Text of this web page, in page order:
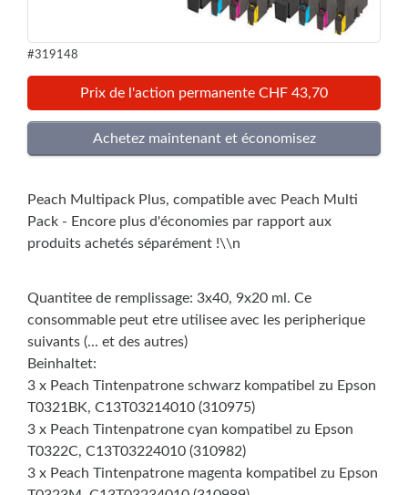
#319148
Prix de l'action permanente CHF 43,70
Peach Multipack Plus, compatible avec Peach Multi
Pack - Encore plus d'économies par rapport aux
produits achetés séparément !\\n
Quantitee de remplissage: 3x40, 9x20 ml. Ce
consommable peut etre utilisee avec les peripherique
suivants (... et des autres)
Beinhaltet:
3 x Peach Tintenpatrone schwarz kompatibel zu Epson
T0321BK, C13T03214010 (310975)
3 x Peach Tintenpatrone cyan kompatibel zu Epson
T0322C, C13T03224010 (310982)
3 x Peach Tintenpatrone magenta kompatibel zu Epson